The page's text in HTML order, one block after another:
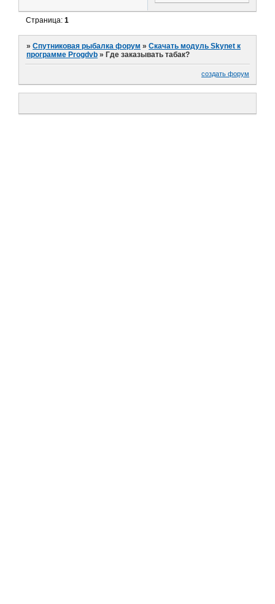
Страница:1
»Спутниковая рыбалка форум »Скачать модуль Skynet к
программе Progdvb »Где заказывать табак?
создать форум